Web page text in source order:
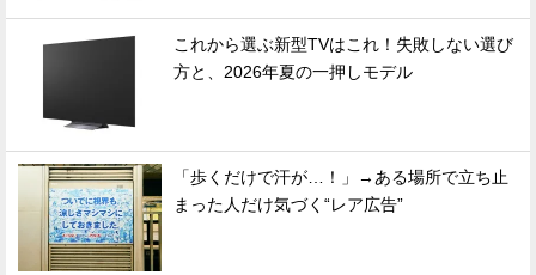
これから選ぶ新型TVはこれ！失敗しない選び
方と、2026年夏の一押しモデル
「歩くだけで汗が…！」→ある場所で立ち止
まった人だけ気づく“レア広告”